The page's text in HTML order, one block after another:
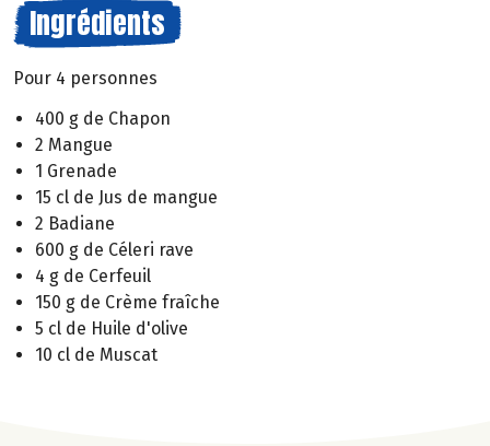
Ingrédients
Pour 4 personnes
400 g de Chapon
2 Mangue
1 Grenade
15 cl de Jus de mangue
2 Badiane
600 g de Céleri rave
4 g de Cerfeuil
150 g de Crème fraîche
5 cl de Huile d'olive
10 cl de Muscat